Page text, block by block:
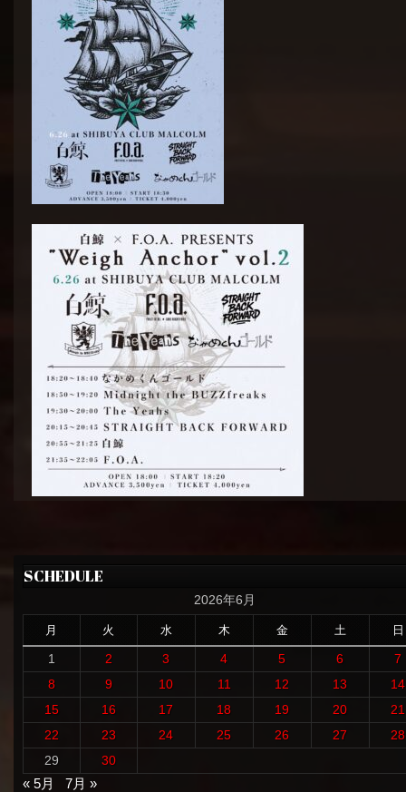
SCHEDULE
2026年6月
月 火 水 木 金 土 日
1 2 3 4 5 6
7
8
9 10 11 12 13
14
15
16 17 18 19 20
21
22
23 24 25 26 27
28
29
30
« 5月
7月 »